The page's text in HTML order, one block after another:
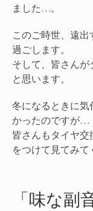
ました…。
このご時世、遠
過ごします。
そして、皆さんが
と思います。
冬になるときに気
かったのですが…
皆さんもタイヤ
をつけて見てみて
「味な副